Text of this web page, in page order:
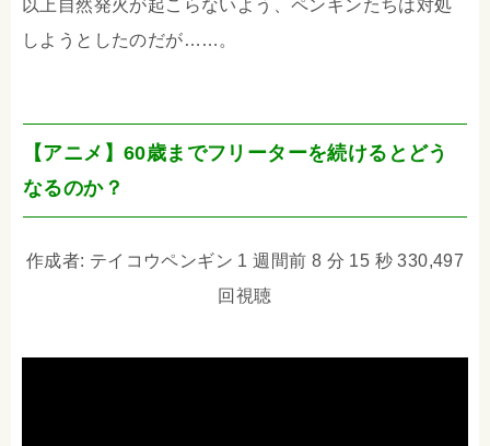
以上自然発火が起こらないよう、ペンギンたちは対処
しようとしたのだが……。
【アニメ】60歳までフリーターを続けるとどう
なるのか？
作成者: テイコウペンギン 1 週間前 8 分 15 秒 330,497
回視聴